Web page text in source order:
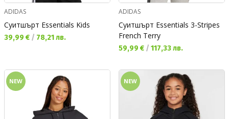
ADIDAS
Суитшърт Essentials Kids
Текуща цена:
39,99 € / 78,21 лв.
ADIDAS
Суитшърт Essentials 3-Stripes
French Terry
Текуща цена:
59,99 € / 117,33 лв.
NEW NEW